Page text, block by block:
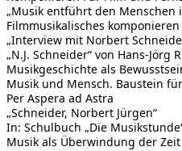
„Musik entführt den Menschen
Filmmusikalisches
„Interview mit Norbert
„N.J. Schneider“ von Hans-Jörg
Musikgeschichte als
Musik und Mensch. Baustein
Per Aspera ad Astra
„Schneider, Norbert Jürgen“
In: Schulbuch „Die
Musik als Überwindung der Zeit